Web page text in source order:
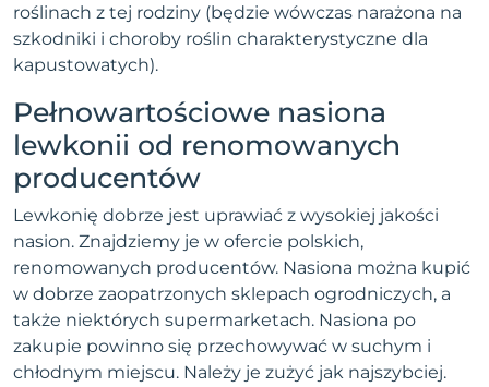
roślinach z tej rodziny (będzie wówczas narażona na
szkodniki i choroby roślin charakterystyczne dla
kapustowatych).
Pełnowartościowe nasiona
lewkonii od renomowanych
producentów
Lewkonię dobrze jest uprawiać z wysokiej jakości
nasion. Znajdziemy je w ofercie polskich,
renomowanych producentów. Nasiona można kupić
w dobrze zaopatrzonych sklepach ogrodniczych, a
także niektórych supermarketach. Nasiona po
zakupie powinno się przechowywać w suchym i
chłodnym miejscu. Należy je zużyć jak najszybciej.